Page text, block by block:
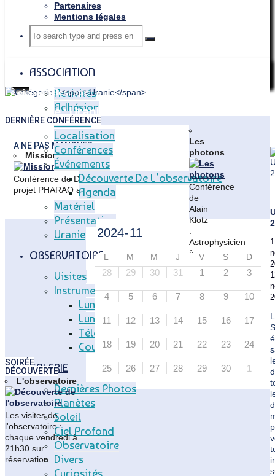
Partenaires
Mentions légales
Search
Search
Search
ASSOCIATION
Activités
Adhésion
Articles
Localisation
Conférences
Événements
Découverte De L’observatoire
Agenda
Matériel
Présentation
Uranie
OBSERVATOIRE
Visites
Instruments
Lunette Méridienne
Lunette Carte Du Ciel
Télescope T83
Coupole Vitry
GALERIE
Dernières Photos
Planètes
Soleil
Ciel Profond
Observatoire
Divers
Curiosités
Catégorie : Uranie
Home
SAP
Archive
for
category
"Uranie"
(Page
6)
Le ciel au télescope
1
A NE PAS MANQUER
Mission PHARAO
Conférence de Didier Massonnet : Chef de
projet PHARAO au CNES
L M M J V S D
28 29 30 31 1 2 3
4 5 6 7 8 9 10
11 12 13 14 15 16 17
18 19 20 21 22 23 24
25 26 27 28 29 30 1
DERNIÈRE CONFÉRENCE
Les
photons
Conférence
de
Alain
Klotz
:
Astrophysicien
à
l'IRAP
de
SOIRÉE
DÉCOUVERTE
L'observatoire
Les visites de
l'observatoire :
chaque vendredi à
21h30 sur
réservation.